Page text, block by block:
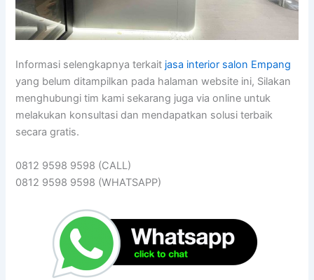
Informasi selengkapnya terkait jasa interior salon Empang
yang belum ditampilkan pada halaman website ini, Silakan
menghubungi tim kami sekarang juga via online untuk
melakukan konsultasi dan mendapatkan solusi terbaik
secara gratis.
0812 9598 9598 (CALL)
0812 9598 9598 (WHATSAPP)